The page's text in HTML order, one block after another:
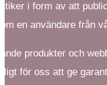
i form av att
en användare från
produkter och
för oss att ge